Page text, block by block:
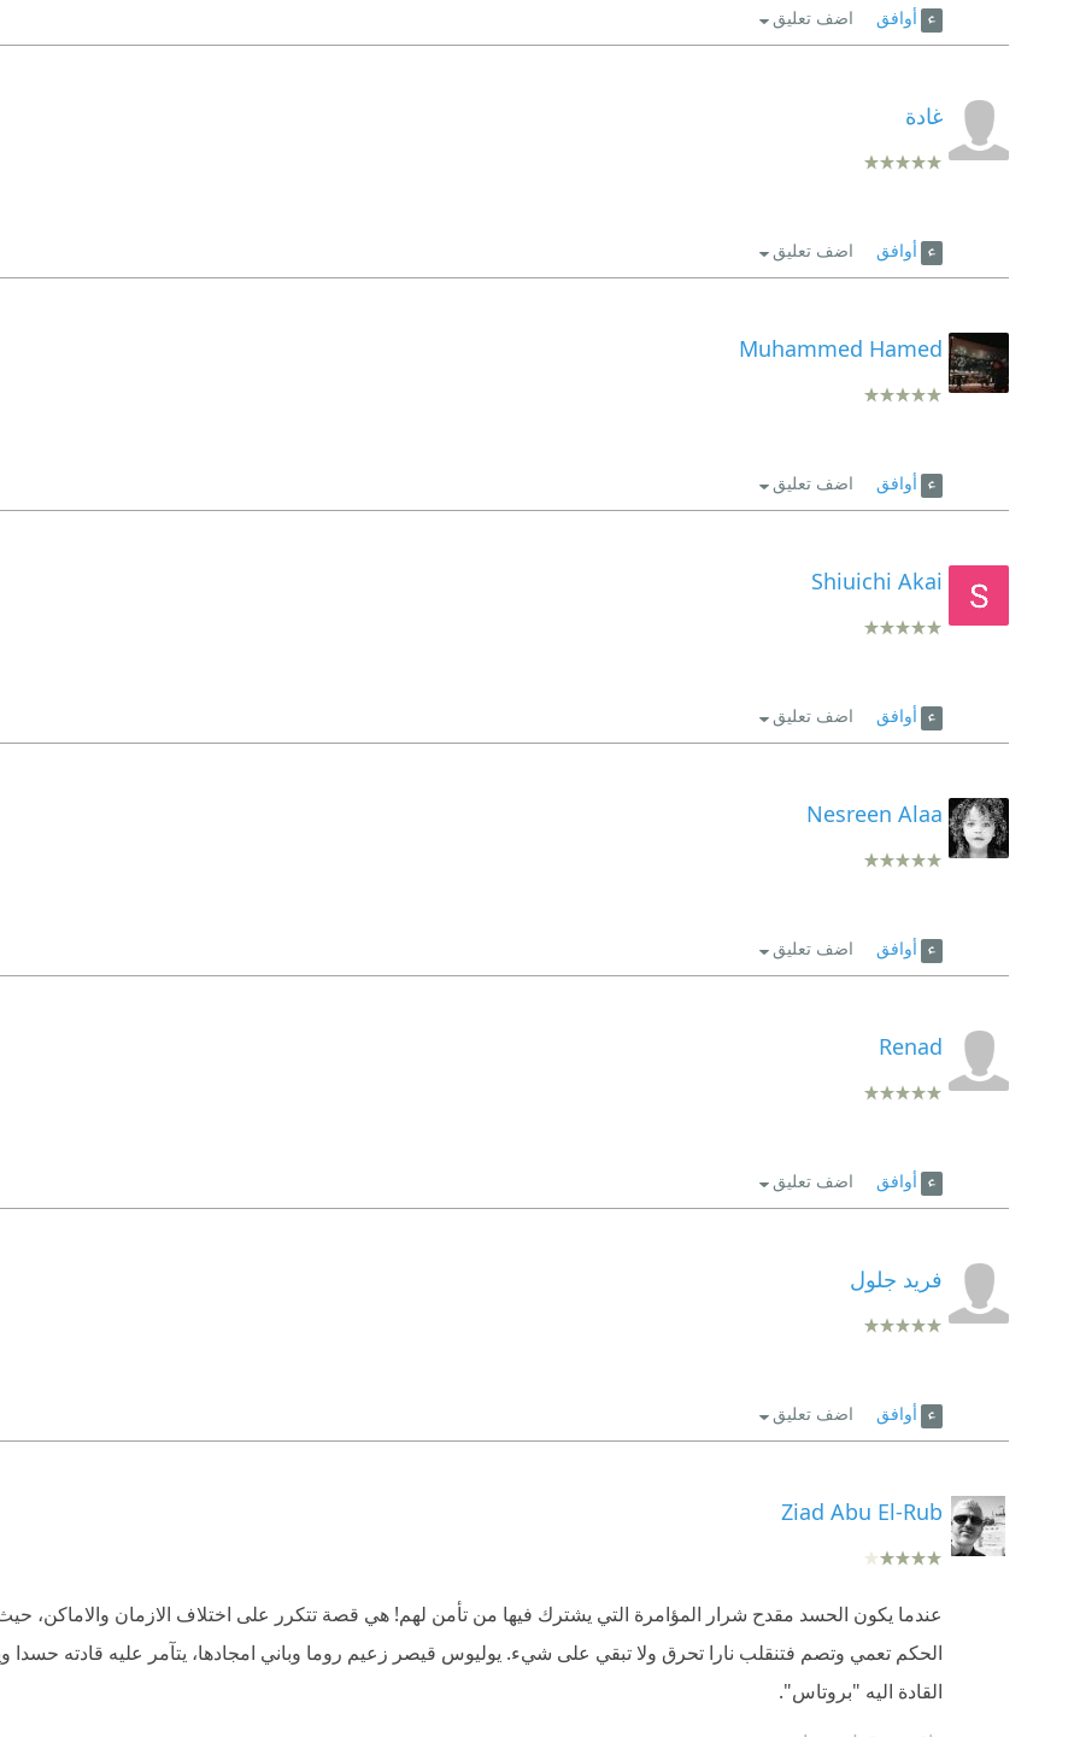
أوافق اضف تعليق
غادة
أوافق اضف تعليق
Muhammed Hamed
أوافق اضف تعليق
Shiuichi Akai
أوافق اضف تعليق
Nesreen Alaa
أوافق اضف تعليق
Renad
أوافق اضف تعليق
فريد جلول
أوافق اضف تعليق
Ziad Abu El-Rub
عندما يكون الحسد مقدح شرار المؤامرة التي يشترك فيها من تأمن لهم! هي قصة تتكرر على اختلاف الازمان والاماكن،
الحكم تعمي وتصم فتنقلب نارا تحرق ولا تبقي على شيء. يوليوس قيصر زعيم روما وباني امجادها، يتآمر عليه قادته
القادة اليه "بروتاس".